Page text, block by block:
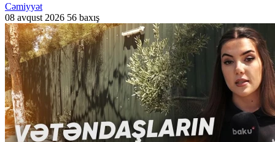
Cəmiyyət
08 avqust 2026 56 baxış